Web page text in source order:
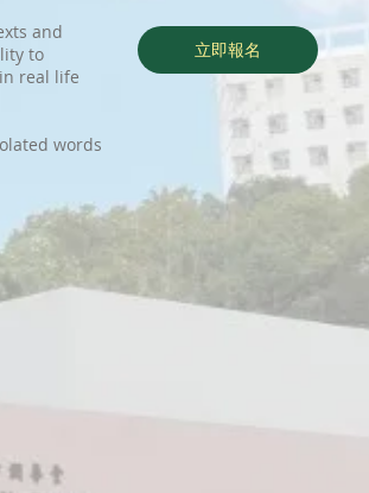
and
to
real life
words
立即報名